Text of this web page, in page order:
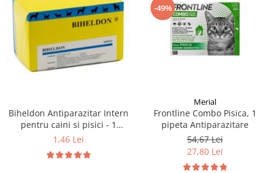
Biheldon Antiparazitar Intern
pentru caini si pisici - 1
comprimate
1,46 Lei
-49%
Merial
Frontline Combo Pisica, 1
pipeta Antiparazitare
54,67 Lei
27,80 Lei